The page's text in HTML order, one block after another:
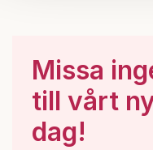
Missa
till vårt
dag!